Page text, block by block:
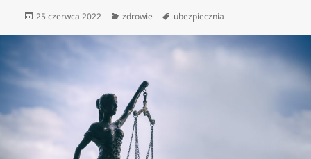
Data
25 czerwca 2022 Kategorie
zdrowie Tagi
ubezpiecznia